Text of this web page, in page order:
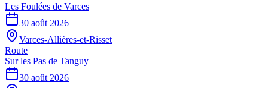
Les Foulées de Varces
30 août 2026
Varces-Allières-et-Risset
Route
Sur les Pas de Tanguy
30 août 2026